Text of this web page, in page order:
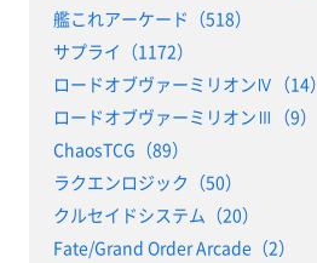
艦これアーケード（518）
サプライ（1172）
ロードオブヴァーミリオンⅣ（14）
ロードオブヴァーミリオンⅢ（9）
ChaosTCG（89）
ラクエンロジック（50）
クルセイドシステム（20）
Fate/Grand Order Arcade（2）